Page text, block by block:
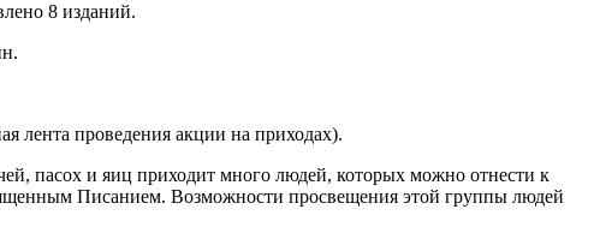
8 изданий.
лента проведения акции на приходах).
пасох и яиц приходит много людей, которых можно отнести к
Писанием. Возможности просвещения этой группы людей